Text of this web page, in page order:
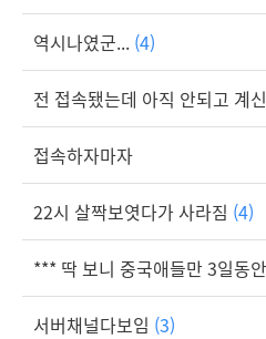
역시나였군... (4)
전 접속됐는데 아직 안되고 계
접속하자마자
22시 살짝보엿다가 사라짐 (4)
*** 딱 보니 중국애들만 3일동
서버채널다보임 (3)